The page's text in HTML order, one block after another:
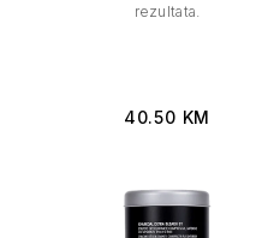
rezultata.
40.50 KM